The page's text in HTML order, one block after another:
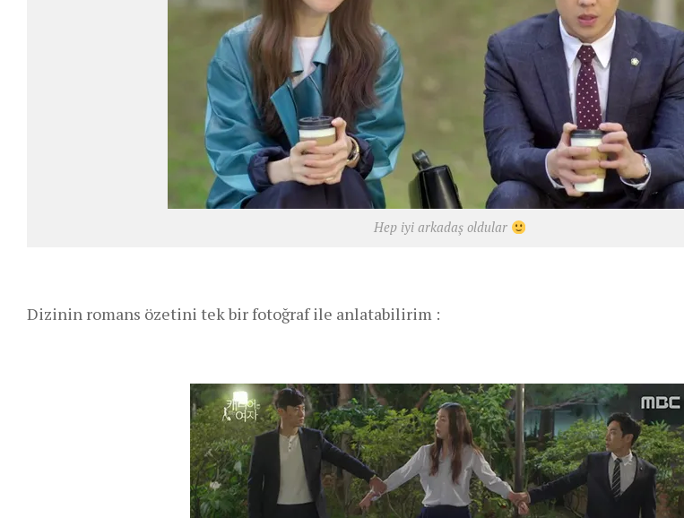
Hep iyi arkadaş oldular
Dizinin romans özetini tek bir fotoğraf ile anlatabilirim :